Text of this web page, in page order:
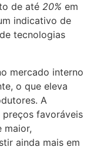
de até 20% em
indicativo de
tecnologias
mercado interno
o que eleva
A
favoráveis
maior,
ainda mais em